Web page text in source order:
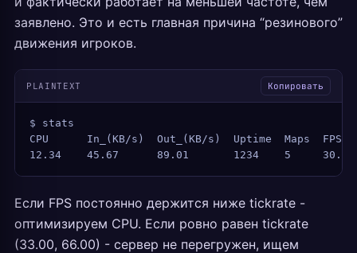
заявлено. Это и есть главная причина “резинового”
движения игроков.
PLAINTEXT Копировать
$ stats
CPU      In_(KB/s)  Out_(KB/s)  Uptime  Maps  FPS
12.34    45.67      89.01       1234    5     30.05
Если FPS постоянно держится ниже tickrate -
оптимизируем CPU. Если ровно равен tickrate
(33.00, 66.00) - сервер не перегружен, ищем